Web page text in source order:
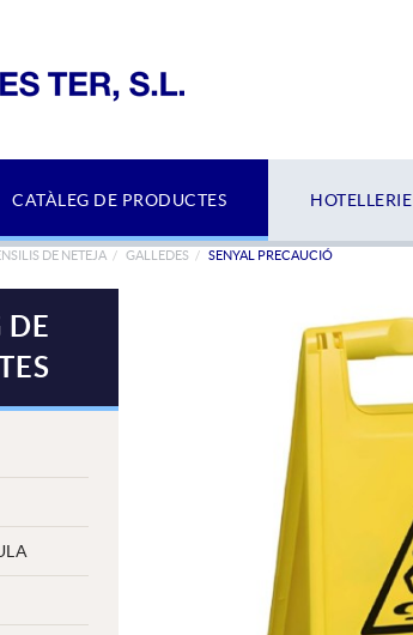
CATÀLEG DE PRODUCTES HOTELLERIE
DE NETEJA GALLEDES SENYAL PRECAUCIÓ
DE